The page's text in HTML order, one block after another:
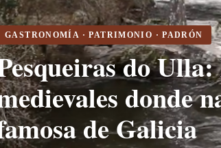
GASTRONOMÍA · PATRIMONIO · PADRÓN
do
donde
de Galicia